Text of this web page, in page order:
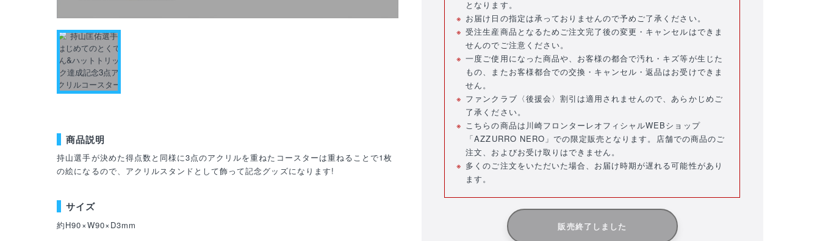
注目ワード
NEWアイテム タオル・マフラー
商品説明
持山選手が決めた得点数と同様に3点のアクリルを重ねたコースターは重ねることで1枚
の絵になるので、アクリルスタンドとして飾って記念グッズになります!
サイズ
約H90×W90×D3mm
となります。
お届け日の指定は承っておりませんので予めご了承ください。
受注生産商品となるためご注文完了後の変更・キャンセルはできま
せんのでご注意ください。
一度ご使用になった商品や、お客様の都合で汚れ・キズ等が生じた
もの、またお客様都合での交換・キャンセル・返品はお受けできま
せん。
ファンクラブ〈後援会〉割引は適用されませんので、あらかじめご
了承ください。
こちらの商品は川崎フロンターレオフィシャルWEBショップ
「AZZURRO NERO」での限定販売となります。店舗での商品のご
注文、およびお受け取りはできません。
多くのご注文をいただいた場合、お届け時期が遅れる可能性があり
ます。
販売終了しました